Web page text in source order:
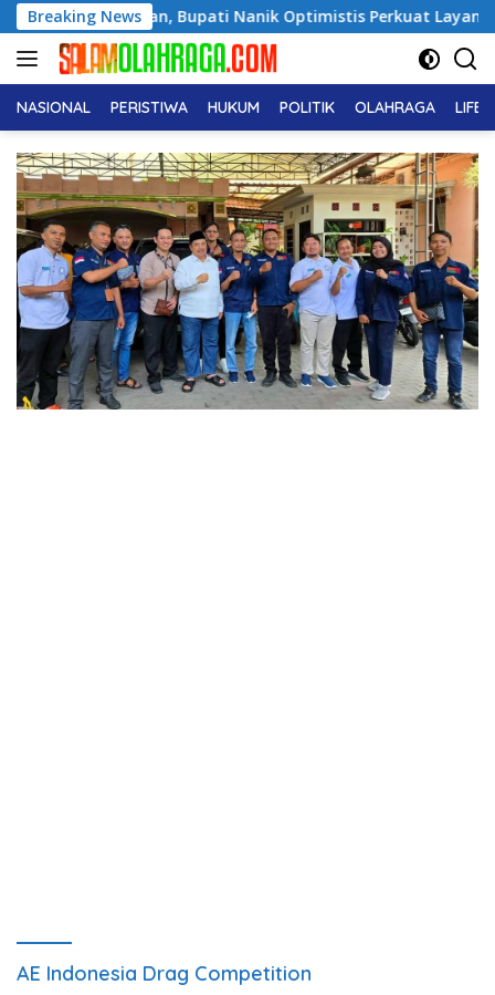
Langsung
ke
konten
Breaking NewsBupati Nanik Optimistis Perkuat Layanan Hukum
NASIONAL PERISTIWA HUKUM POLITIK OLAHRAGA
AE Indonesia Drag Competition